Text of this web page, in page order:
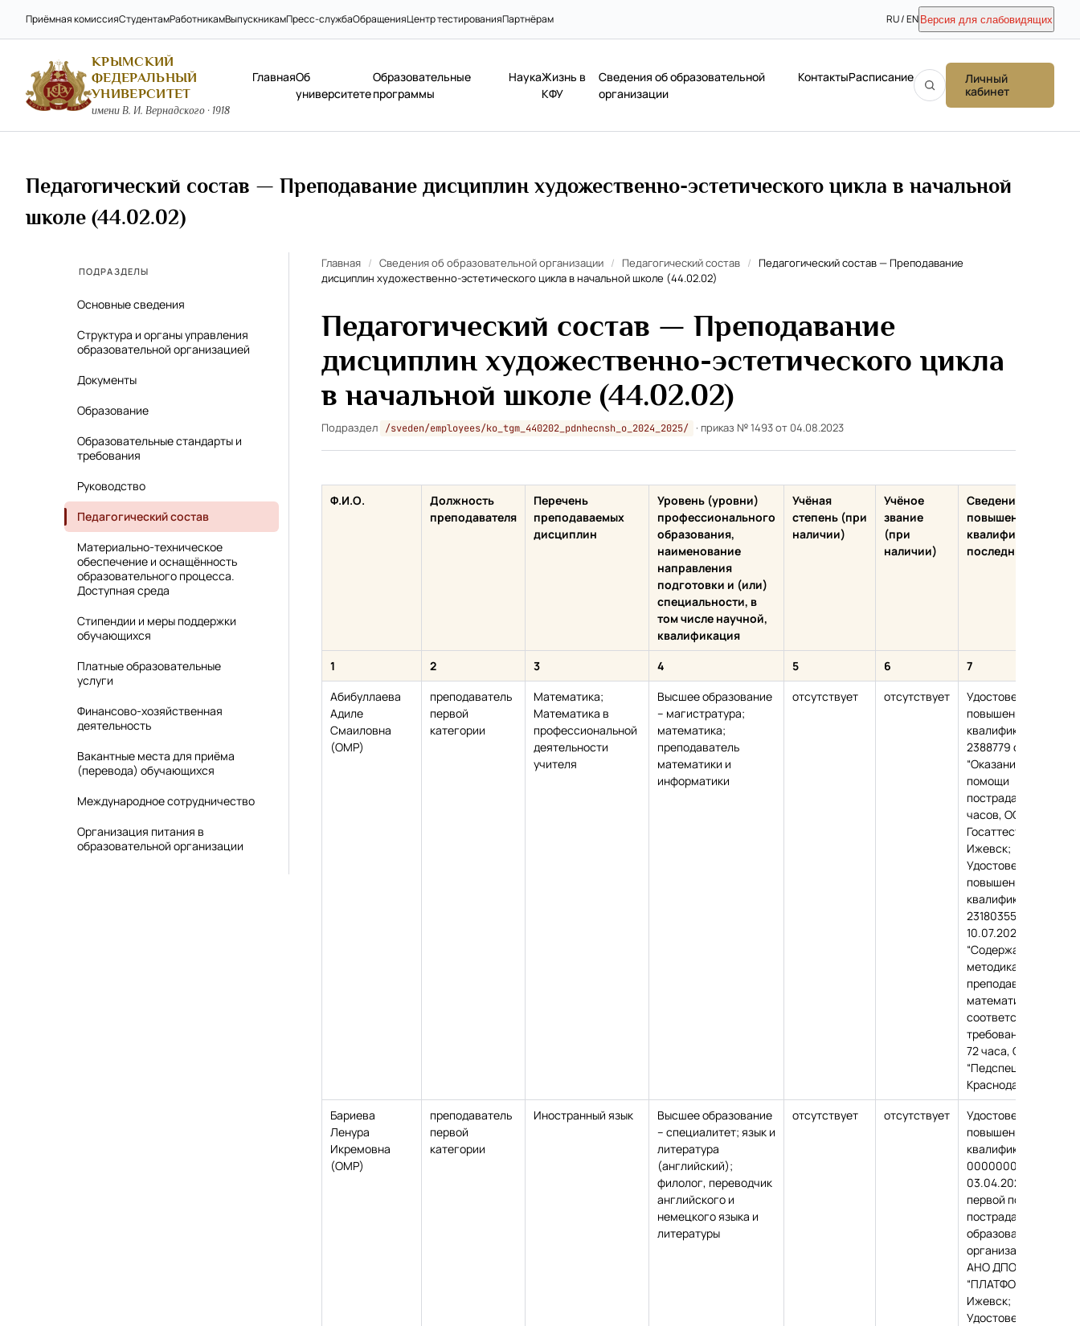
Приёмная комиссияСтудентамРаботникамВыпускникамПресс-службаОбращенияЦентр тестированияПартнёрам RU / EN Версия для слабовидящих
КРЫМСКИЙ
ФЕДЕРАЛЬНЫЙ
УНИВЕРСИТЕТ
имени В. И. Вернадского · 1918
ГлавнаяОб
университете
Образовательные
программы
НаукаЖизнь в
КФУ
Сведения об образовательной
организации
КонтактыРасписание
Личный
кабинет
Педагогический состав — Преподавание дисциплин художественно-эстетического цикла в начальной
школе (44.02.02)
ПОДРАЗДЕЛЫ
Основные сведения
Структура и органы управления
образовательной организацией
Документы
Образование
Образовательные стандарты и
требования
Руководство
Педагогический состав
Материально-техническое
обеспечение и оснащённость
образовательного процесса.
Доступная среда
Стипендии и меры поддержки
обучающихся
Платные образовательные
услуги
Финансово-хозяйственная
деятельность
Вакантные места для приёма
(перевода) обучающихся
Международное сотрудничество
Организация питания в
образовательной организации
Главная / Сведения об образовательной организации / Педагогический состав / Педагогический состав — Преподавание
дисциплин художественно-эстетического цикла в начальной школе (44.02.02)
Педагогический состав — Преподавание
дисциплин художественно-эстетического цикла
в начальной школе (44.02.02)
Подраздел /sveden/employees/ko_tgm_440202_pdnhecnsh_o_2024_2025/ · приказ № 1493 от 04.08.2023
Ф.И.О.
Должность
преподавателя
Перечень
преподаваемых
дисциплин
Уровень (уровни)
профессионального
образования,
наименование
направления
подготовки и (или)
специальности, в
том числе научной,
квалификация
Учёная
степень (при
наличии)
Учёное
звание
(при
наличии)
Сведения о
повышении
квалификации (за
последние 3 года)
1 2 3 4 5 6
7
Абибуллаева
Адиле
Смаиловна
(ОМР)
преподаватель
первой
категории
Математика;
Математика в
профессиональной
деятельности
учителя
Высшее образование
– магистратура;
математика;
преподаватель
математики и
информатики
отсутствует отсутствует
Удостоверение о
повышении
квалификации, №
2388779 от
“Оказание первой
помощи
пострадавшим”, 16
часов, ООО
Госаттестации”, г.
Ижевск;
Удостоверение о
повышении
квалификации, №
231803551864 от
10.07.2023,
“Содержание и
методика
преподавания
математики в
соответствии с
требованиями
72 часа, ООО
“Педспециалист”, г.
Краснодар
Бариева
Ленура
Икремовна
(ОМР)
преподаватель
первой
категории
Иностранный язык
Высшее образование
– специалитет; язык и
литература
(английский);
филолог, переводчик
английского и
немецкого языка и
литературы
отсутствует отсутствует
Удостоверение о
повышении
квалификации, №
000000095278 от
03.04.2025,
первой помощи
пострадавшим в
образовательной
организации”, 16
АНО ДПО
“ПЛАТФОРМА”, г.
Ижевск;
Удостоверение о